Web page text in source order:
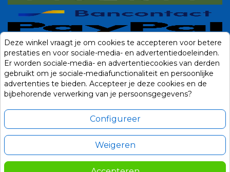
Deze winkel vraagt je om cookies te accepteren voor betere
prestaties en voor sociale-media- en advertentiedoeleinden.
Er worden sociale-media- en advertentiecookies van derden
gebruikt om je sociale-mediafunctionaliteit en persoonlijke
advertenties te bieden. Accepteer je deze cookies en de
bijbehorende verwerking van je persoonsgegevens?
Configureer
Weigeren